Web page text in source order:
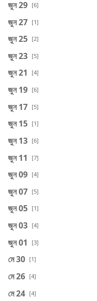
জুন 29 [6]
জুন 27 [1]
জুন 25 [2]
জুন 23 [5]
জুন 21 [4]
জুন 19 [6]
জুন 17 [5]
জুন 15 [1]
জুন 13 [6]
জুন 11 [7]
জুন 09 [4]
জুন 07 [5]
জুন 05 [1]
জুন 03 [4]
জুন 01 [3]
মে 30 [1]
মে 26 [4]
মে 24 [4]